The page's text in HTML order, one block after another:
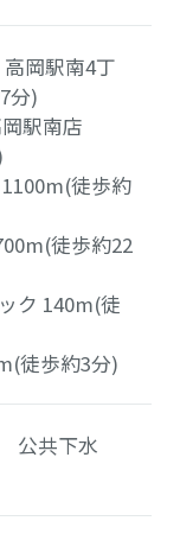
岡駅南4丁
分)
駅南店
1100m(徒歩約
徒歩約22
ク 140m(徒
徒歩約3分)
公共下水